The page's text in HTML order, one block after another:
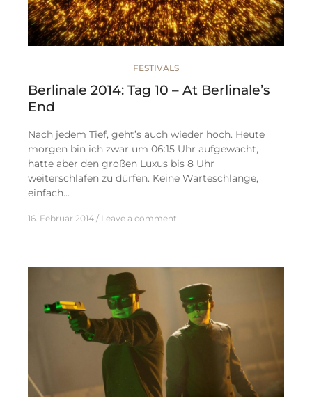
FESTIVALS
Berlinale 2014: Tag 10 – At Berlinale’s
End
Nach jedem Tief, geht’s auch wieder hoch. Heute
morgen bin ich zwar um 06:15 Uhr aufgewacht,
hatte aber den großen Luxus bis 8 Uhr
weiterschlafen zu dürfen. Keine Warteschlange,
einfach…
16. Februar 2014 Leave a comment